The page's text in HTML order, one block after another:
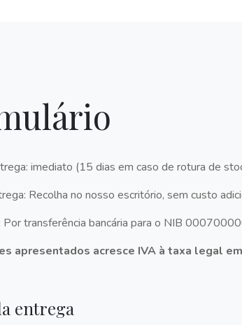
imediato (15 dias em caso de rotura de
Recolha no nosso escritório, sem custo
Por transferência bancária para o NIB
apresentados acresce IVA à taxa legal
entrega